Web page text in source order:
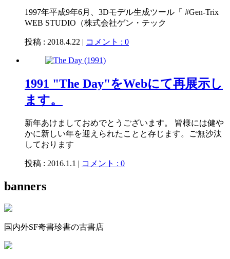
1997年平成9年6月、3Dモデル生成ツール「 #Gen-Trix
WEB STUDIO（株式会社ゲン・テック
投稿 : 2018.4.22 | コメント : 0
1991 "The Day"をWebにて再展示し
ます。
新年あけましておめでとうございます。 皆様には健や
かに新しい年を迎えられたことと存じます。ご無沙汰
しております
投稿 : 2016.1.1 | コメント : 0
banners
国内外SF奇書珍書の古書店